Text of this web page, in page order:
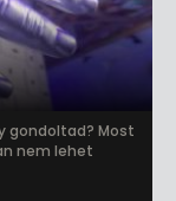
gondoltad? Most
nem lehet